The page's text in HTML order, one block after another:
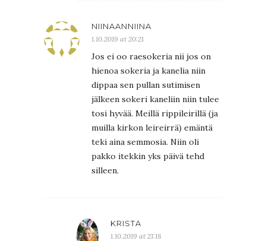
NIINAANNIINA
1.10.2019 at 20:21
Jos ei oo raesokeria nii jos on
hienoa sokeria ja kanelia niin
dippaa sen pullan sutimisen
jälkeen sokeri kaneliin niin tulee
tosi hyvää. Meillä rippileirillä (ja
muilla kirkon leireirrä) emäntä
teki aina semmosia. Niin oli
pakko itekkin yks päivä tehd
silleen.
KRISTA
1.10.2019 at 21:18